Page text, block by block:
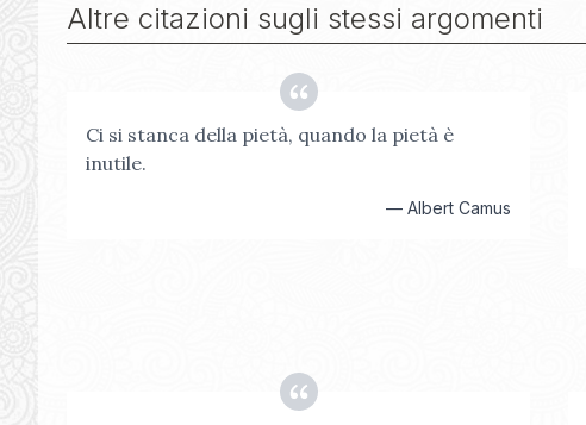
Altre citazioni sugli stessi argomenti
Ci si stanca della pietà, quando la pietà è
inutile.
—Albert Camus